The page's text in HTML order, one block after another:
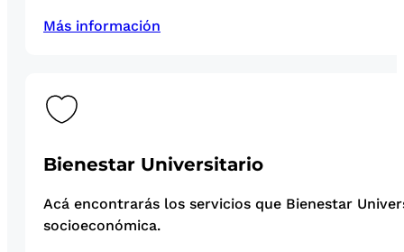
Más información
Bienestar Universitario
Acá encontrarás los servicios que Bienestar
socioeconómica.